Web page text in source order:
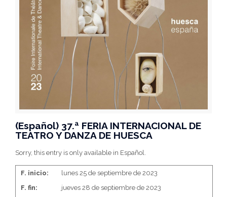
(Español) 37.ª FERIA INTERNACIONAL DE
TEATRO Y DANZA DE HUESCA
Sorry, this entry is only available in Español.
F. inicio:
lunes 25 de septiembre de 2023
F. fin:
jueves 28 de septiembre de 2023